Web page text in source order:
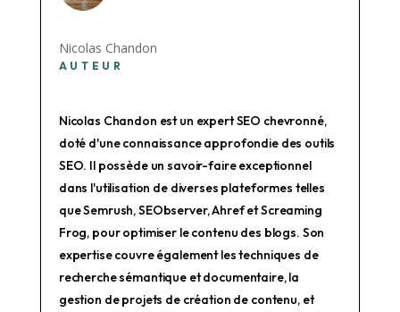
Nicolas Chandon
AUTEUR
Nicolas Chandon est un expert SEO chevronné,
doté d'une connaissance approfondie des outils
SEO. Il possède un savoir-faire exceptionnel
dans l'utilisation de diverses plateformes telles
que Semrush, SEObserver, Ahref et Screaming
Frog, pour optimiser le contenu des blogs. Son
expertise couvre également les techniques de
recherche sémantique et documentaire, la
gestion de projets de création de contenu, et